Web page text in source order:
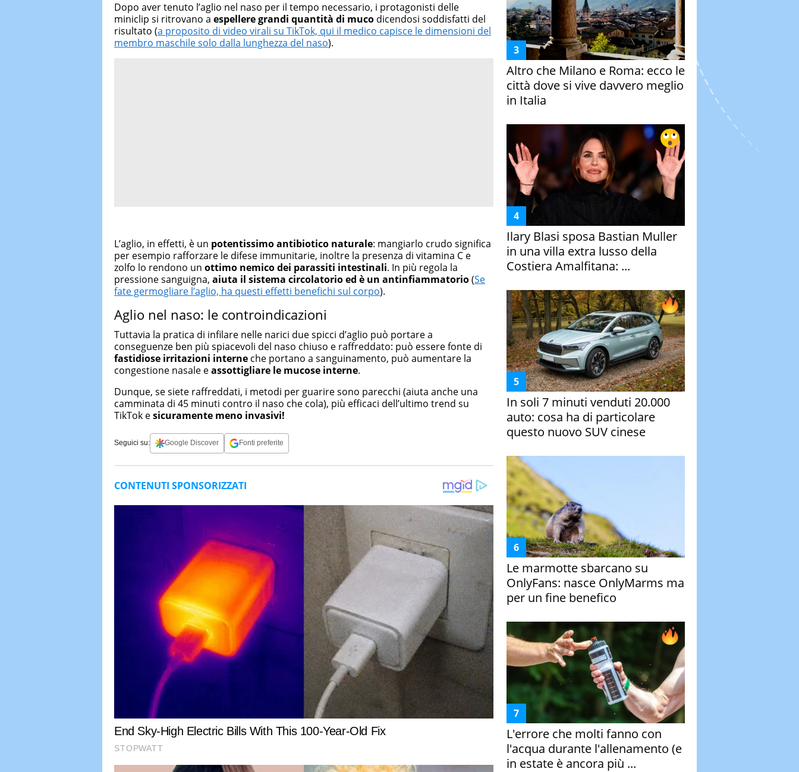
Dopo aver tenuto l’aglio nel naso per il tempo necessario, i protagonisti delle
miniclip si ritrovano a espellere grandi quantità di muco dicendosi soddisfatti del
risultato (a proposito di video virali su TikTok, qui il medico capisce le dimensioni del
membro maschile solo dalla lunghezza del naso).
L’aglio, in effetti, è un potentissimo antibiotico naturale: mangiarlo crudo significa
per esempio rafforzare le difese immunitarie, inoltre la presenza di vitamina C e
zolfo lo rendono un ottimo nemico dei parassiti intestinali. In più regola la
pressione sanguigna, aiuta il sistema circolatorio ed è un antinfiammatorio(Se
fate germogliare l’aglio, ha questi effetti benefichi sul corpo).
Aglio nel naso: le controindicazioni
Tuttavia la pratica di infilare nelle narici due spicci d’aglio può portare a
conseguenze ben più spiacevoli del naso chiuso e raffreddato: può essere fonte di
fastidiose irritazioni interne che portano a sanguinamento, può aumentare la
congestione nasale eassottigliare le mucose interne.
Dunque, se siete raffreddati, i metodi per guarire sono parecchi (aiuta anche una
camminata di 45 minuti contro il naso che cola), più efficaci dell’ultimo trend su
TikTok esicuramente meno invasivi!
Seguici su: Google Discover Fonti preferite
Altro che Milano e Roma: ecco le
città dove si vive davvero meglio
in Italia
Ilary Blasi sposa Bastian Muller
in una villa extra lusso della
Costiera Amalfitana: ...
In soli 7 minuti venduti 20.000
auto: cosa ha di particolare
questo nuovo SUV cinese
Le marmotte sbarcano su
OnlyFans: nasce OnlyMarms ma
per un fine benefico
L'errore che molti fanno con
l'acqua durante l'allenamento (e
in estate è ancora più ...